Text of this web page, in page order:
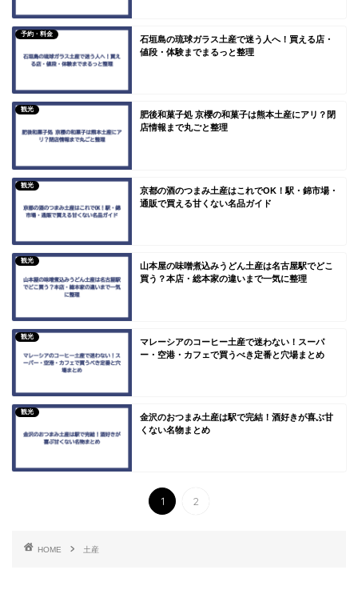
予約・料金
石垣島の琉球ガラス土産で迷う人へ！買える店・
値段・体験までまるっと整理
観光
肥後和菓子処 京櫻の和菓子は熊本土産にアリ？閉
店情報まで丸ごと整理
観光
京都の酒のつまみ土産はこれでOK！駅・錦市場・
通販で買える甘くない名品ガイド
観光
山本屋の味噌煮込みうどん土産は名古屋駅でどこ
買う？本店・総本家の違いまで一気に整理
観光
マレーシアのコーヒー土産で迷わない！スーパ
ー・空港・カフェで買うべき定番と穴場まとめ
観光
金沢のおつまみ土産は駅で完結！酒好きが喜ぶ甘
くない名物まとめ
1 2
HOME 土産